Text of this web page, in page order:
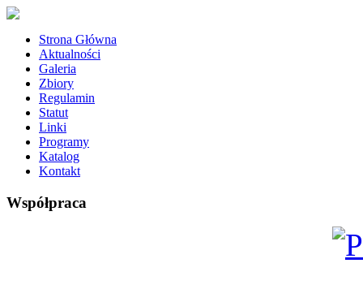
Strona Główna
Aktualności
Galeria
Zbiory
Regulamin
Statut
Linki
Programy
Katalog
Kontakt
Współpraca